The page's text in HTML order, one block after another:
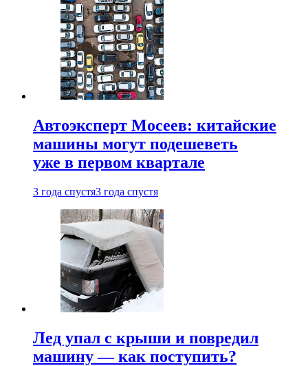
Автоэксперт Мосеев: китайские
машины могут подешеветь
уже в первом квартале
3 года спустя3 года спустя
Лед упал с крыши и повредил
машину — как поступить?